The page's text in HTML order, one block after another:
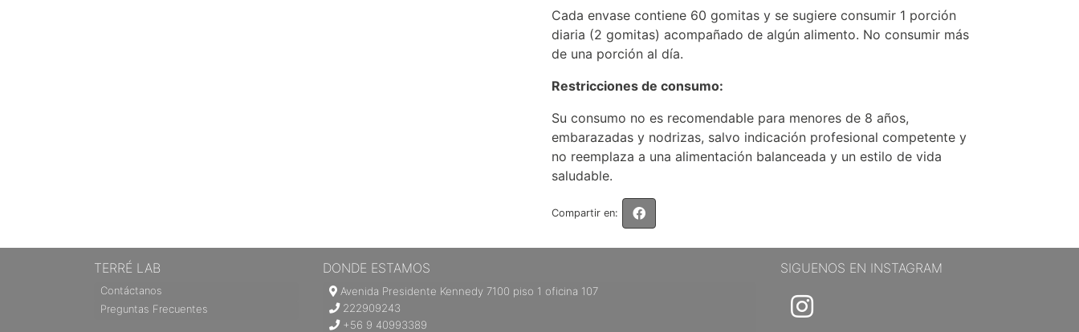
Cada envase contiene 60 gomitas y se sugiere consumir 1 porción
diaria (2 gomitas) acompañado de algún alimento. No consumir más
de una porción al día.
Restricciones de consumo:
Su consumo no es recomendable para menores de 8 años,
embarazadas y nodrizas, salvo indicación profesional competente y
no reemplaza a una alimentación balanceada y un estilo de vida
saludable.
Compartir en:
TERRÉ LAB
Contáctanos
Preguntas Frecuentes
DONDE ESTAMOS
Avenida Presidente Kennedy 7100 piso 1 oficina 107
222909243
+56 9 40993389
SIGUENOS EN INSTAGRAM